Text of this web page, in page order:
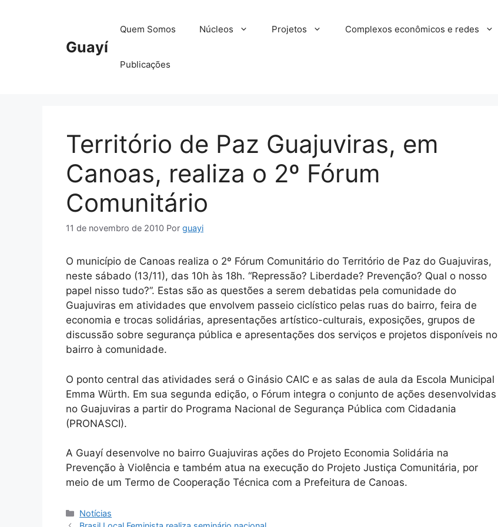
Guayí
Quem Somos Núcleos Projetos Complexos econômicos e redes
Publicações
Território de Paz Guajuviras, em
Canoas, realiza o 2º Fórum
Comunitário
11 de novembro de 2010 Por guayi
O município de Canoas realiza o 2º Fórum Comunitário do Território de Paz do Guajuviras,
neste sábado (13/11), das 10h às 18h. “Repressão? Liberdade? Prevenção? Qual o nosso
papel nisso tudo?”. Estas são as questões a serem debatidas pela comunidade do
Guajuviras em atividades que envolvem passeio ciclístico pelas ruas do bairro, feira de
economia e trocas solidárias, apresentações artístico-culturais, exposições, grupos de
discussão sobre segurança pública e apresentações dos serviços e projetos disponíveis no
bairro à comunidade.
O ponto central das atividades será o Ginásio CAIC e as salas de aula da Escola Municipal
Emma Würth. Em sua segunda edição, o Fórum integra o conjunto de ações desenvolvidas
no Guajuviras a partir do Programa Nacional de Segurança Pública com Cidadania
(PRONASCI).
A Guayí desenvolve no bairro Guajuviras ações do Projeto Economia Solidária na
Prevenção à Violência e também atua na execução do Projeto Justiça Comunitária, por
meio de um Termo de Cooperação Técnica com a Prefeitura de Canoas.
Categorias
Notícias